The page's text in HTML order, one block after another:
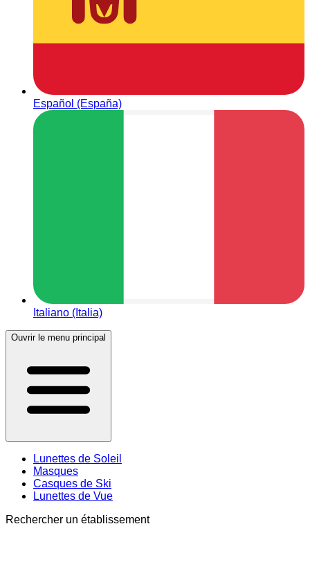
Español (España)
Italiano (Italia)
Ouvrir le menu principal
Lunettes de Soleil
Masques
Casques de Ski
Lunettes de Vue
Rechercher un établissement